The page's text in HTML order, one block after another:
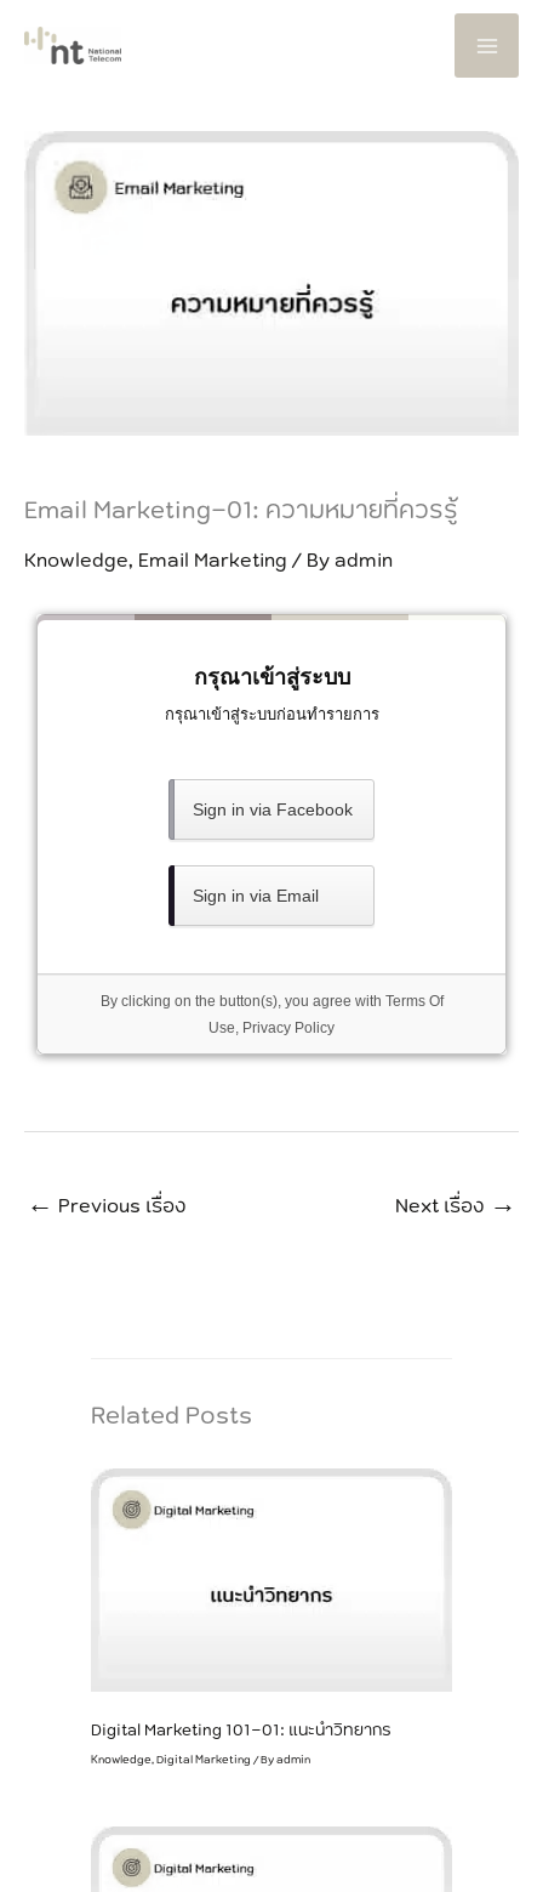
Skip
Email Marketing-01: ความหมายที่ควรรู้
Knowledge, Email Marketing / Byadmin
กรุณาเข้าสู่ระบบ
กรุณาเข้าสู่ระบบก่อนทำรายการ
Sign in via Facebook
Sign in via Email
By clicking on the button(s), you agree with Terms Of
Use, Privacy Policy
← Previous เรื่อง Next เรื่อง →
Related Posts
Digital Marketing 101-01: แนะนำวิทยากร
Knowledge,Digital Marketing / Byadmin